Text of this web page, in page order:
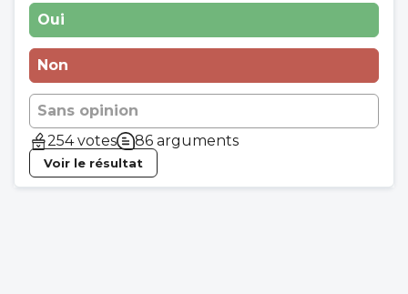
Oui
Non
Sans opinion
254 votes
86 arguments
Voir le résultat